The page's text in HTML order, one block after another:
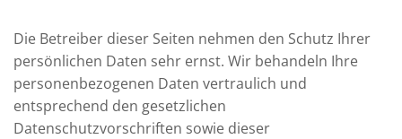
Die Betreiber dieser Seiten nehmen den Schutz Ihrer
persönlichen Daten sehr ernst. Wir behandeln Ihre
personenbezogenen Daten vertraulich und
entsprechend den gesetzlichen
Datenschutzvorschriften sowie dieser